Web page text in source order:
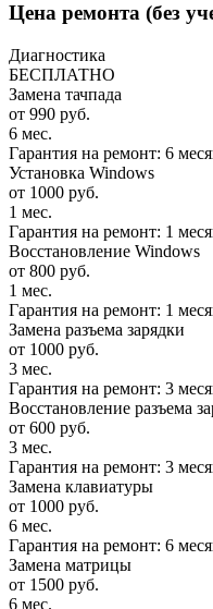
Цена ремонта (без
Диагностика
БЕСПЛАТНО
Замена тачпада
от 990 руб.
6 мес.
Гарантия на ремонт: 6
Установка Windows
от 1000 руб.
1 мес.
Гарантия на ремонт: 1
Восстановление Windows
от 800 руб.
1 мес.
Гарантия на ремонт: 1
Замена разъема зарядки
от 1000 руб.
3 мес.
Гарантия на ремонт: 3
Восстановление разъема
от 600 руб.
3 мес.
Гарантия на ремонт: 3
Замена клавиатуры
от 1000 руб.
6 мес.
Гарантия на ремонт: 6
Замена матрицы
от 1500 руб.
6 мес.